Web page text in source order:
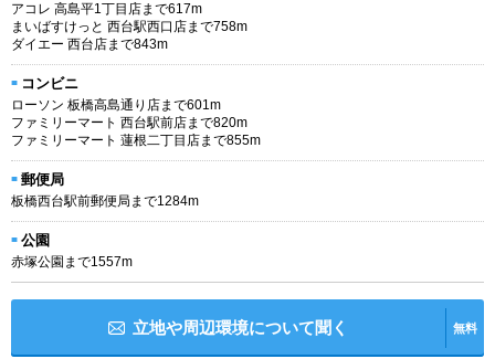
アコレ 高島平1丁目店まで617m
まいばすけっと 西台駅西口店まで758m
ダイエー 西台店まで843m
コンビニ
ローソン 板橋高島通り店まで601m
ファミリーマート 西台駅前店まで820m
ファミリーマート 蓮根二丁目店まで855m
郵便局
板橋西台駅前郵便局まで1284m
公園
赤塚公園まで1557m
立地や周辺環境について聞く 無料